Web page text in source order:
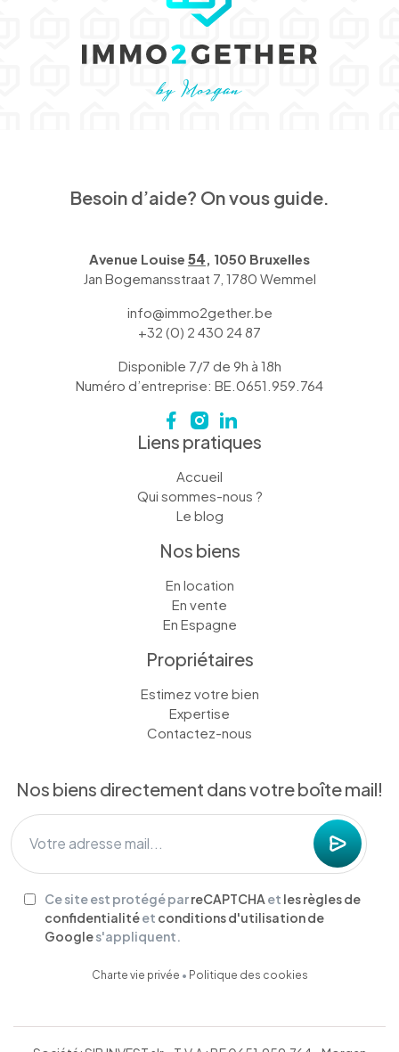
Besoin d’aide? On vous guide.
Avenue Louise 54 , 1050 Bruxelles
Jan Bogemansstraat 7, 1780 Wemmel
info@immo2gether.be
+32 (0) 2 430 24 87
Disponible 7/7 de 9h à 18h
Numéro d’entreprise: BE.0651.959.764
Liens pratiques
Accueil
Qui sommes-nous ?
Le blog
Nos biens
En location
En vente
En Espagne
Propriétaires
Estimez votre bien
Expertise
Contactez-nous
Nos biens directement dans votre boîte mail!
Ce site est protégé parreCAPTCHA et les règles de
confidentialitéet conditions d'utilisation de
Googles'appliquent.
Charte vie privée • Politique des cookies